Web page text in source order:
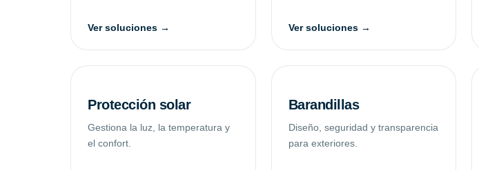
Ver soluciones → Ver soluciones →
Protección solar
Gestiona la luz, la temperatura y
el confort.
Barandillas
Diseño, seguridad y transparencia
para exteriores.